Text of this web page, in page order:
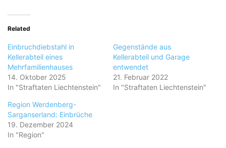
Related
Einbruchdiebstahl in
Kellerabteil eines
Mehrfamilienhauses
14. Oktober 2025
In "Straftaten Liechtenstein"
Gegenstände aus
Kellerabteil und Garage
entwendet
21. Februar 2022
In "Straftaten Liechtenstein"
Region Werdenberg-
Sarganserland: Einbrüche
19. Dezember 2024
In "Region"